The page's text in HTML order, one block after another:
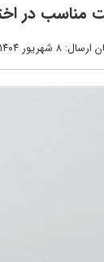
در
۱۴۰۴ ساعت ۱:۰۵